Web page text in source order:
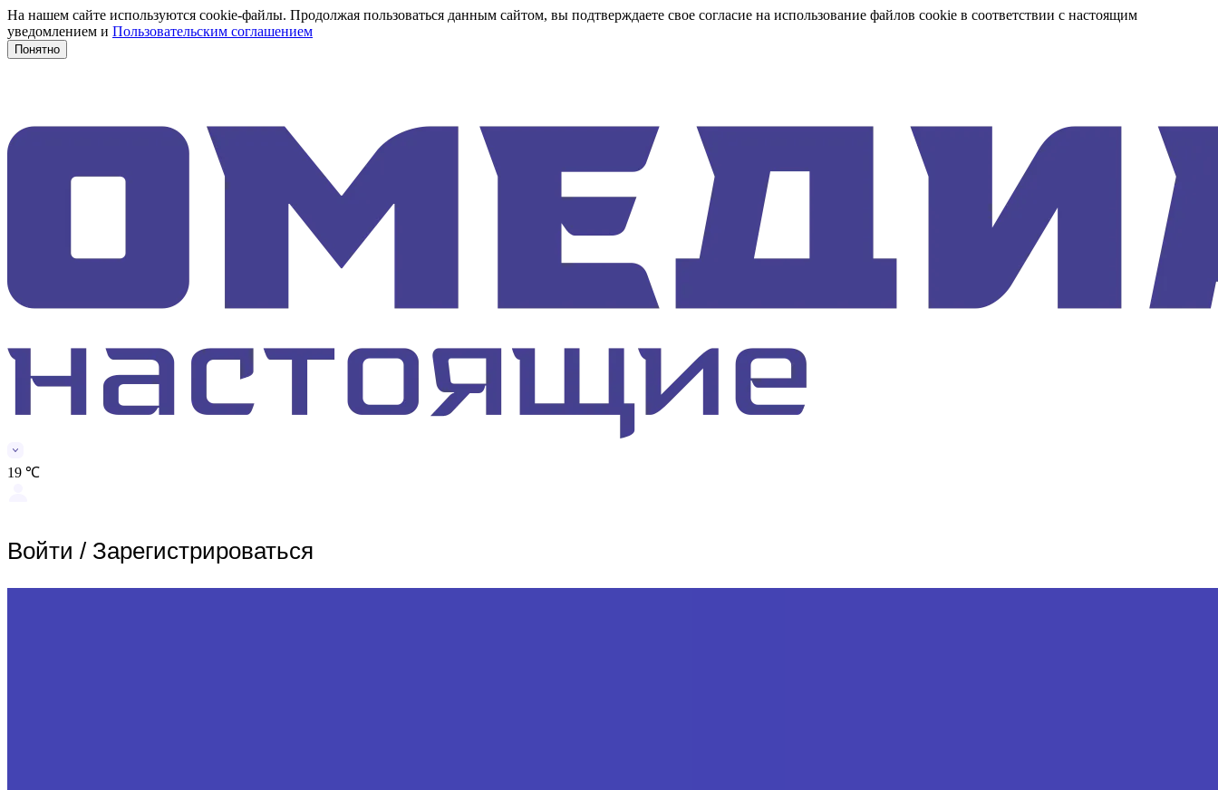
На нашем сайте используются cookie-файлы. Продолжая пользоваться данным сайтом, вы подтверждаете свое согласие на использование файлов cookie в соответствии с настоящим
уведомлением и Пользовательским соглашением
Понятно
19 ℃
Войти / Зарегистрироваться